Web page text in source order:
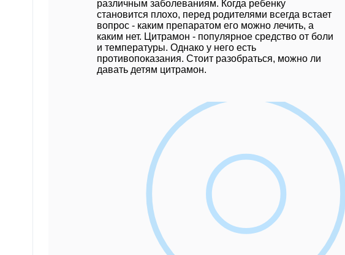
различным заболеваниям. Когда ребенку
становится плохо, перед родителями всегда встает
вопрос - каким препаратом его можно лечить, а
каким нет. Цитрамон - популярное средство от боли
и температуры. Однако у него есть
противопоказания. Стоит разобраться, можно ли
давать детям цитрамон.